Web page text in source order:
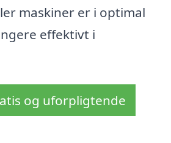
maskiner er i optimal
effektivt i
og uforpligtende